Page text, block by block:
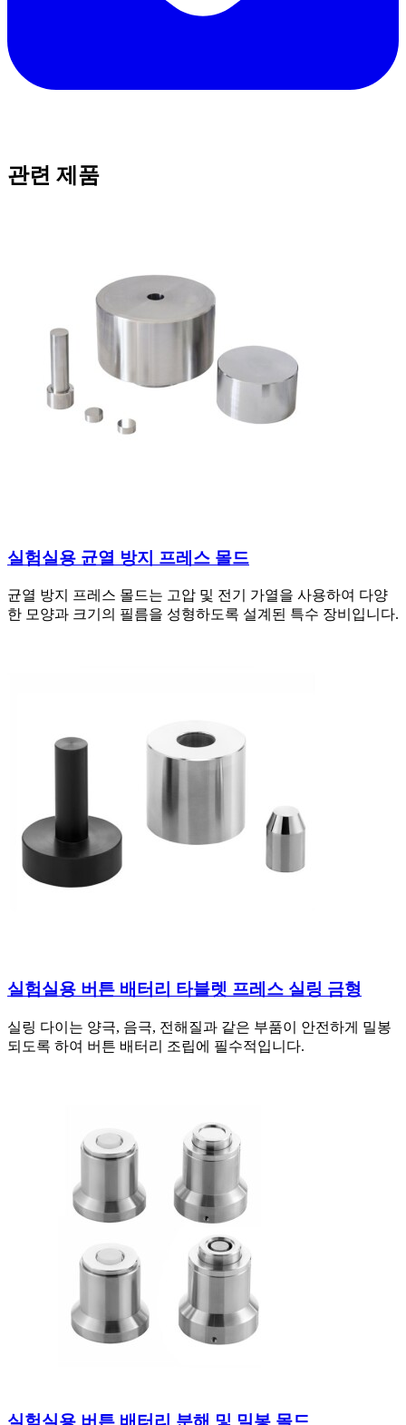
관련 제품
실험실용 균열 방지 프레스 몰드
균열 방지 프레스 몰드는 고압 및 전기 가열을 사용하여 다양
한 모양과 크기의 필름을 성형하도록 설계된 특수 장비입니다.
실험실용 버튼 배터리 타블렛 프레스 실링 금형
실링 다이는 양극, 음극, 전해질과 같은 부품이 안전하게 밀봉
되도록 하여 버튼 배터리 조립에 필수적입니다.
실험실용 버튼 배터리 분해 및 밀봉 몰드